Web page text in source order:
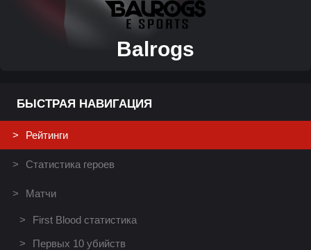
Balrogs
БЫСТРАЯ НАВИГАЦИЯ
Рейтинги
Статистика героев
Матчи
First Blood статистика
Первых 10 убийств